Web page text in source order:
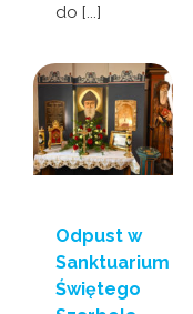
do [...]
Odpust w
Sanktuarium
Świętego